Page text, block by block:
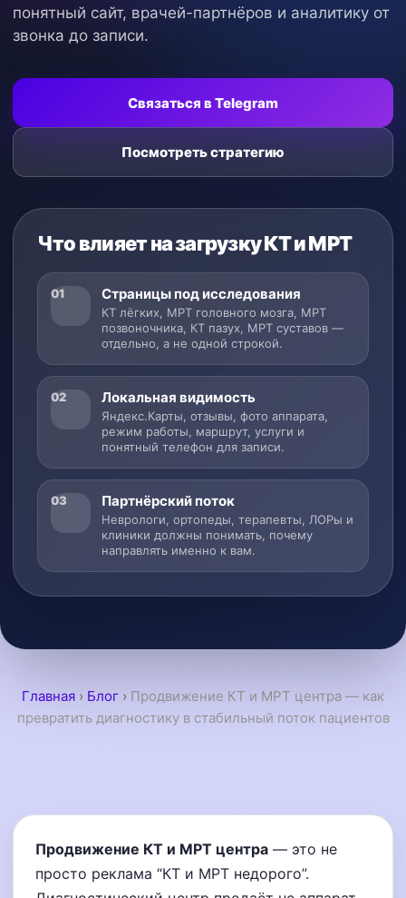
понятный сайт, врачей-партнёров и аналитику от
звонка до записи.
Связаться в Telegram
Посмотреть стратегию
Что влияет на загрузку КТ и МРТ
01 Страницы под исследования
КТ лёгких, МРТ головного мозга, МРТ
позвоночника, КТ пазух, МРТ суставов —
отдельно, а не одной строкой.
02 Локальная видимость
Яндекс.Карты, отзывы, фото аппарата,
режим работы, маршрут, услуги и
понятный телефон для записи.
03 Партнёрский поток
Неврологи, ортопеды, терапевты, ЛОРы и
клиники должны понимать, почему
направлять именно к вам.
Главная › Блог › Продвижение КТ и МРТ центра — как
превратить диагностику в стабильный поток пациентов
Продвижение КТ и МРТ центра — это не
просто реклама “КТ и МРТ недорого”.